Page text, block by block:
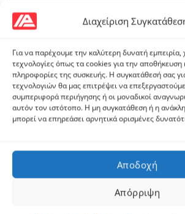
Διαχείριση
Για να παρέχουμε την καλύτερη δυνατή εμπειρία,
τεχνολογίες όπως τα cookies για την
πληροφορίες της συσκευής. Η συγκατάθεσή σας
τεχνολογιών θα μας επιτρέψει να
συμπεριφορά περιήγησης ή οι μοναδικοί
αυτόν τον ιστότοπο. Η μη συγκατάθεση ή η
μπορεί να επηρεάσει αρνητικά ορισμένες
Αποδοχή
Απόρριψη
για βελτιωμένη άνεση και
Συμβατό με την ωτοασπίδα
με κλιπ PW42
Ρυθμιζόμενο σύστημα
καστάνια τροχού
Περιλαμβάνεται μαλακή
για τον ιδρώτα
Ηλεκτρικές Ιδιότητες (440Vac)
Έως 7 χρόνια διάρκεια ζωής
ημερομηνία κατασκευής (εφ